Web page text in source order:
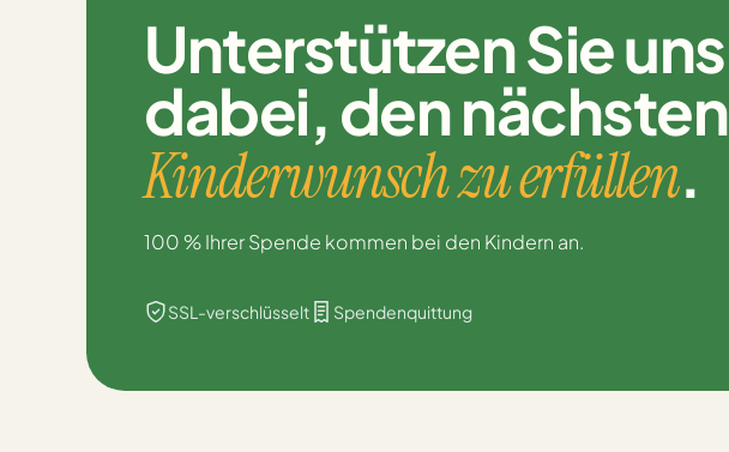
Unterstützen Sie uns
dabei,den nächsten
Kinderwunsch zu erfüllen.
100 % Ihrer Spende kommen bei den Kindern an.
SSL-verschlüsselt Spendenquittung